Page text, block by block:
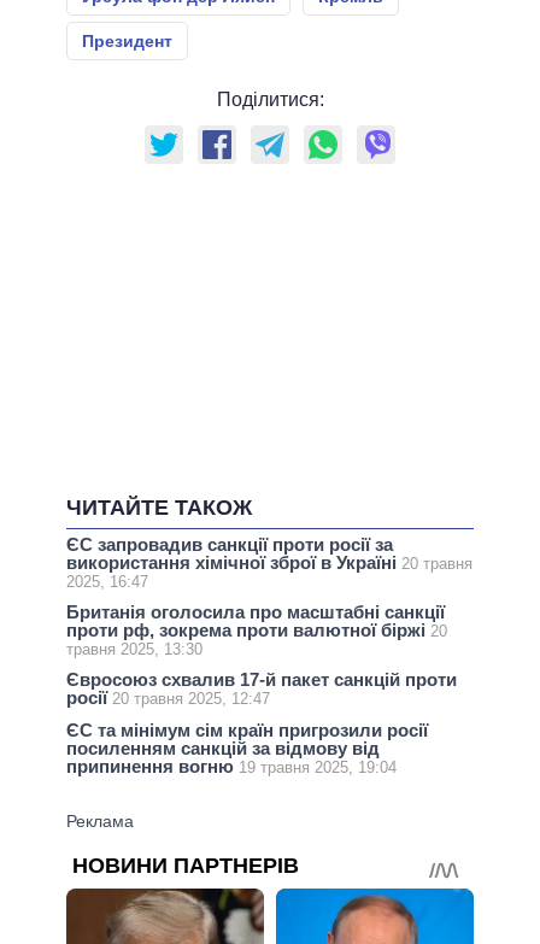
Президент
Поділитися:
ЧИТАЙТЕ ТАКОЖ
ЄС запровадив санкції проти росії за
використання хімічної зброї в Україні 20 травня
2025, 16:47
Британія оголосила про масштабні санкції
проти рф, зокрема проти валютної біржі 20
травня 2025, 13:30
Євросоюз схвалив 17-й пакет санкцій проти
росії 20 травня 2025, 12:47
ЄС та мінімум сім країн пригрозили росії
посиленням санкцій за відмову від
припинення вогню 19 травня 2025, 19:04